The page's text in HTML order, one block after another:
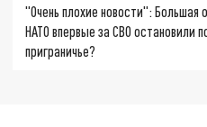
"Очень плохие новости":
НАТО впервые за СВО остановили
приграничье?